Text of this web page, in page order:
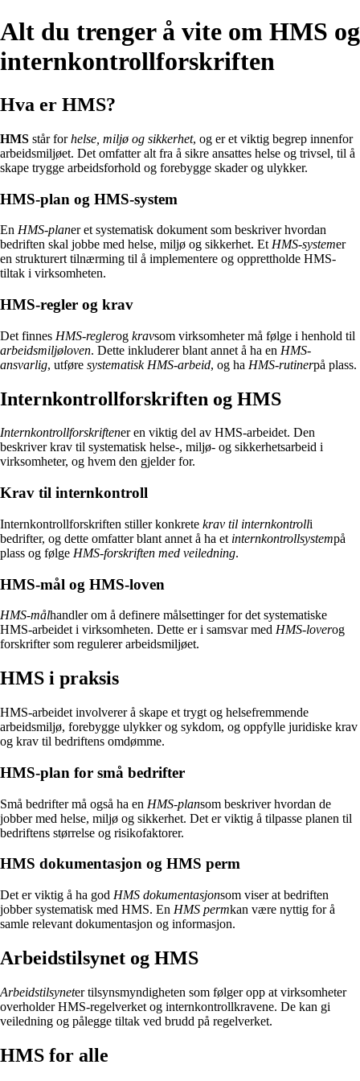
Alt du trenger å vite om HMS og
internkontrollforskriften
Hva er HMS?
HMS står forhelse, miljø og sikkerhet, og er et viktig begrep innenfor
arbeidsmiljøet. Det omfatter alt fra å sikre ansattes helse og trivsel, til å
skape trygge arbeidsforhold og forebygge skader og ulykker.
HMS-plan og HMS-system
En HMS-planer et systematisk dokument som beskriver hvordan
bedriften skal jobbe med helse, miljø og sikkerhet. Et HMS-systemer
en strukturert tilnærming til å implementere og opprettholde HMS-
tiltak i virksomheten.
HMS-regler og krav
Det finnes HMS-reglerog kravsom virksomheter må følge i henhold til
arbeidsmiljøloven. Dette inkluderer blant annet å ha en HMS-
ansvarlig, utføre systematisk HMS-arbeid, og ha HMS-rutinerpå plass.
Internkontrollforskriften og HMS
Internkontrollforskriftener en viktig del av HMS-arbeidet. Den
beskriver krav til systematisk helse-, miljø- og sikkerhetsarbeid i
virksomheter, og hvem den gjelder for.
Krav til internkontroll
Internkontrollforskriften stiller konkrete krav til internkontrolli
bedrifter, og dette omfatter blant annet å ha et internkontrollsystempå
plass og følge HMS-forskriften med veiledning.
HMS-mål og HMS-loven
HMS-målhandler om å definere målsettinger for det systematiske
HMS-arbeidet i virksomheten. Dette er i samsvar med HMS-loverog
forskrifter som regulerer arbeidsmiljøet.
HMS i praksis
HMS-arbeidet involverer å skape et trygt og helsefremmende
arbeidsmiljø, forebygge ulykker og sykdom, og oppfylle juridiske krav
og krav til bedriftens omdømme.
HMS-plan for små bedrifter
Små bedrifter må også ha en HMS-plansom beskriver hvordan de
jobber med helse, miljø og sikkerhet. Det er viktig å tilpasse planen til
bedriftens størrelse og risikofaktorer.
HMS dokumentasjon og HMS perm
Det er viktig å ha god HMS dokumentasjonsom viser at bedriften
jobber systematisk med HMS. En HMS permkan være nyttig for å
samle relevant dokumentasjon og informasjon.
Arbeidstilsynet og HMS
Arbeidstilsyneter tilsynsmyndigheten som følger opp at virksomheter
overholder HMS-regelverket og internkontrollkravene. De kan gi
veiledning og pålegge tiltak ved brudd på regelverket.
HMS for alle